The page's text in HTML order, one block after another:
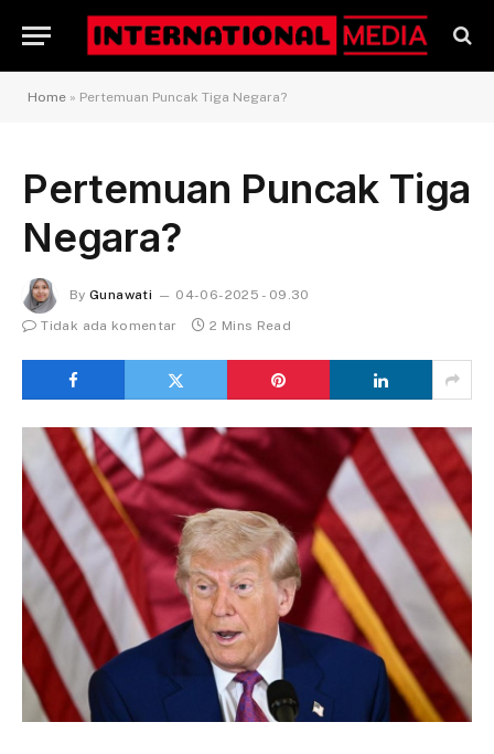
Home » Pertemuan Puncak Tiga Negara?
Pertemuan Puncak Tiga
Negara?
By Gunawati
04-06-2025 - 09.30
Tidak ada komentar
2 Mins Read